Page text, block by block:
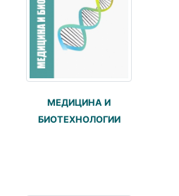
МЕДИЦИНА И
БИОТЕХНОЛОГИИ